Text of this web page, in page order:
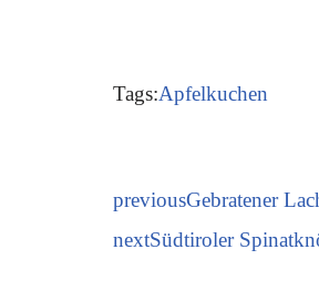
Tags:Apfelkuchen
previousGebratener
nextSüdtiroler